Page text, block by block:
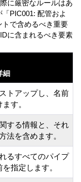
に厳密なルールはあ
PIC001: 配管およ
で含めるべき重要
に含まれるべき要素
細
トアップし、名前
す。
する情報と、それ
法を含めます。
るすべてのパイプ
指定します。